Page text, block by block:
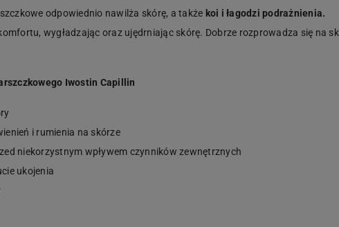
odpowiednio nawilża skórę, a także koi i łagodzi podrażnienia.
wygładzając oraz ujędrniając skórę. Dobrze rozprowadza się na
Iwostin Capillin
i rumienia na skórze
niekorzystnym wpływem czynników zewnętrznych
ukojenia